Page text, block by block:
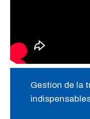
Gestion de la